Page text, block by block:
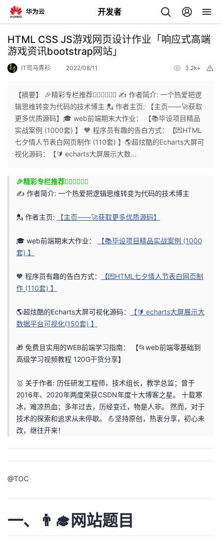
开发者
返
回
个
人
页
我
开
发
者
的
博
我
的
坛
我
圈
子
的
直
播
我
的
活
动
我
的
关
我
的
发
者
我
Programs
的
支
HTML CSS JS游戏网页设计作业「响应式高端
游戏资讯bootstrap网站」
IT司马青衫 2022/08/11 3.2k+
【摘要】 🎉精彩专栏推荐👇🏻👇🏻👇🏻 ✍️ 作者简介: 一个热爱把逻
辑思维转变为代码的技术博主 💂 作者主页: 【主页——🚀获取
更多优质源码】🎓 web前端期末大作业： 【📚毕设项目精品
实战案例 (1000套) 】 🧡 程序员有趣的告白方式：【💌HTML
七夕情人节表白网页制作 (110套) 】🌎超炫酷的Echarts大屏可
视化源码：【🔰 echarts大屏展示大数...
🎉精彩专栏推荐👇🏻👇🏻👇🏻
✍️ 作者简介: 一个热爱把逻辑思维转变为代码的技术博主
💂 作者主页: 【主页——🚀获取更多优质源码】
🎓 web前端期末大作业：
【📚毕设项目精品实战案例 (1000
套) 】
🧡 程序员有趣的告白方式：
【💌HTML七夕情人节表白网页制
作 (110套) 】
🌎超炫酷的Echarts大屏可视化源码：
【🔰 echarts大屏展示大
数据平台可视化(150套) 】
🎁 免费且实用的WEB前端学习指南：
【📂web前端零基础到
高级学习视频教程 120G干货分享】
🥇 关于作者: 历任研发工程师，技术组长，教学总监；曾于
2016年、2020年两度荣获CSDN年度十大博客之星。 十载寒
冰，难凉热血；多年过去，历经变迁，物是人非。 然而，对于
技术的探索和追求从未停歇。 💪坚持原创，热衷分享，初心未
改，继往开来！
@TOC
一、👨‍🎓网站题目